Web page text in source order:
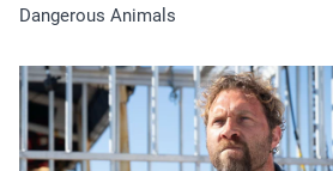
Dangerous Animals